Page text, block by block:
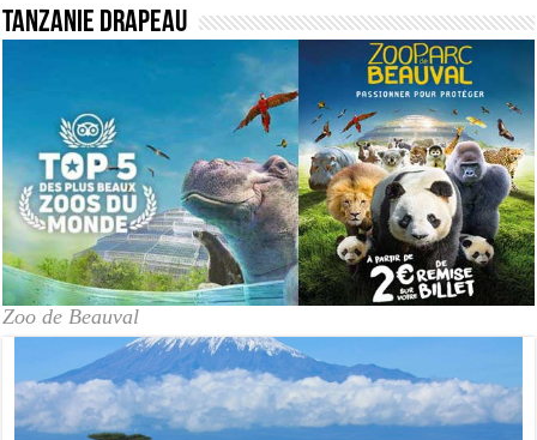
Tanzanie drapeau
Zoo de Beauval